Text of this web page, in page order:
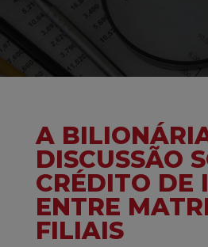
A
DISCUSSÃO
CRÉDITO DE
ENTRE
FILIAIS